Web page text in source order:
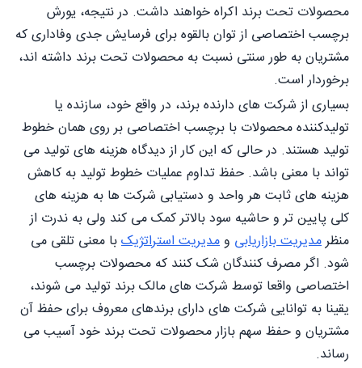
محصولات تحت برند اکراه خواهند داشت. در نتیجه، يورش
برچسب اختصاصی از توان بالقوه برای فرسایش جدی وفاداری که
مشتریان به طور سنتی نسبت به محصولات تحت برند داشته اند،
برخوردار است.
بسیاری از شرکت های دارنده برند، در واقع خود، سازنده یا
تولیدکننده محصولات با برچسب اختصاصی بر روی همان خطوط
تولید هستند. در حالی که این کار از دیدگاه هزینه های تولید می
تواند با معنی باشد. حفظ تداوم عملیات خطوط تولید به کاهش
هزینه های ثابت هر واحد و دستیابی شرکت ها به هزینه های
کلی پایین تر و حاشیه سود بالاتر کمک می کند ولی به ندرت از
منظرمدیریت بازاریابی ومدیریت استراتژیکبا معنی تلقی می
شود. اگر مصرف کنندگان شک کنند که محصولات برچسب
اختصاصی واقعا توسط شرکت های مالک برند تولید می شوند،
یقینا به توانایی شرکت های دارای برندهای معروف برای حفظ آن
مشتریان و حفظ سهم بازار محصولات تحت برند خود آسیب می
رساند.